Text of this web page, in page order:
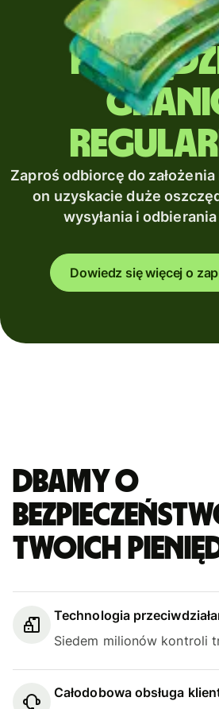
Zaproś odbiorcę do założenia
on uzyskacie duże
wysyłania i
Dowiedz się więcej o
Dbamy o
Twoich
Technologia
Siedem milionów kontroli
Całodobowa obsługa